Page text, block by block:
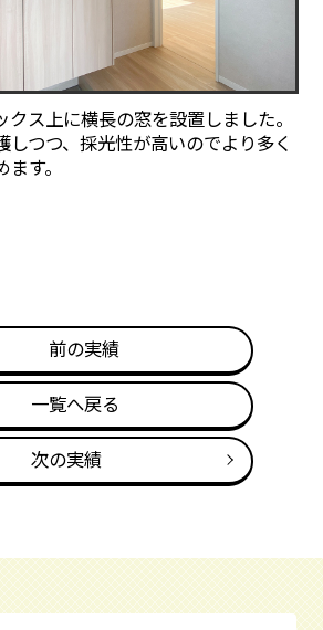
クス上に横長の窓を設置しました。
しつつ、採光性が高いのでより多く
す。
前の実績
一覧へ戻る
次の実績